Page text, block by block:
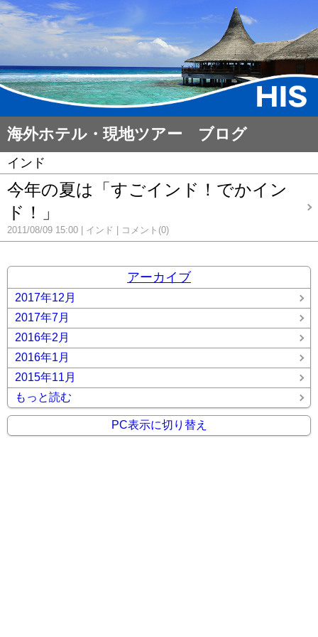
海外ホテル・現地ツアー ブログ
インド
今年の夏は「すごインド！でかイン
ド！」
2011/08/09 15:00 インド コメント(0)
アーカイブ
2017年12月
2017年7月
2016年2月
2016年1月
2015年11月
もっと読む
PC表示に切り替え